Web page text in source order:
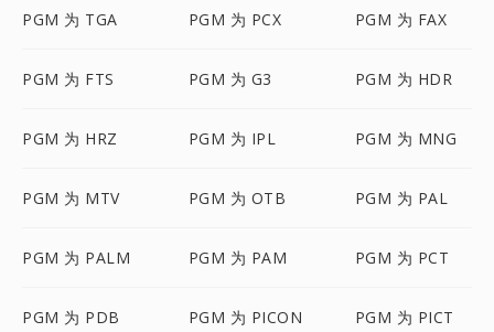
PGM 为 TGA PGM 为 PCX PGM 为 FAX
PGM 为 FTS PGM 为 G3 PGM 为 HDR
PGM 为 HRZ PGM 为 IPL PGM 为 MNG
PGM 为 MTV PGM 为 OTB PGM 为 PAL
PGM 为 PALM PGM 为 PAM PGM 为 PCT
PGM 为 PDB PGM 为 PICON PGM 为 PICT